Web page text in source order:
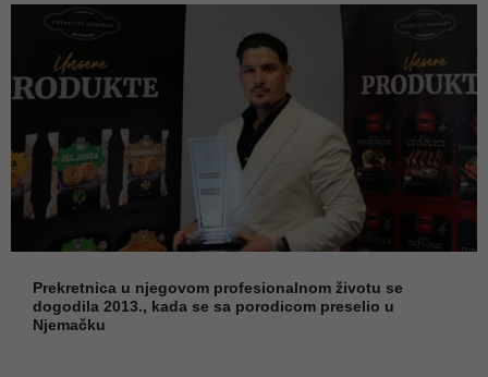
Prekretnica u njegovom profesionalnom životu se
dogodila 2013., kada se sa porodicom preselio u
Njemačku